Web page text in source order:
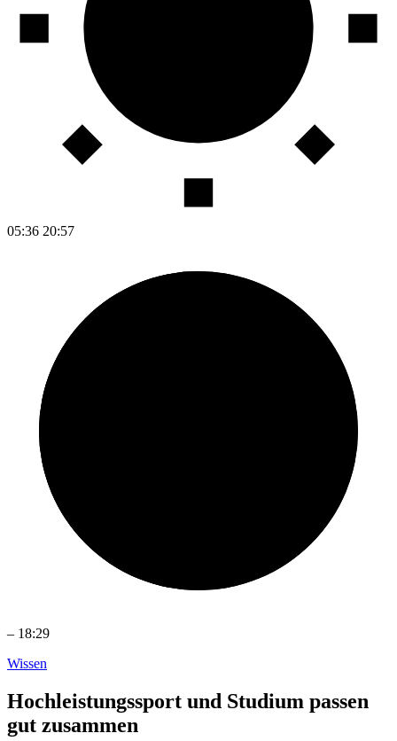
05:36 20:57
– 18:29
Wissen
Hochleistungssport und Studium passen
gut zusammen